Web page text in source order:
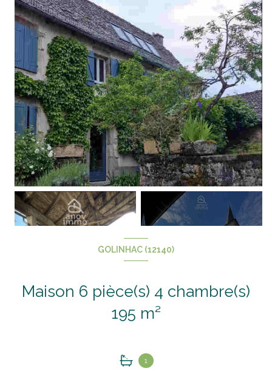
GOLINHAC (12140)
Maison 6 pièce(s) 4 chambre(s)
195 m²
1